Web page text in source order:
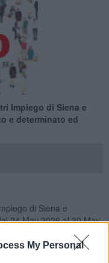
My Personal
Impiego di Siena e
e determinato ed
di Siena e
24 May 2026 al 30 May